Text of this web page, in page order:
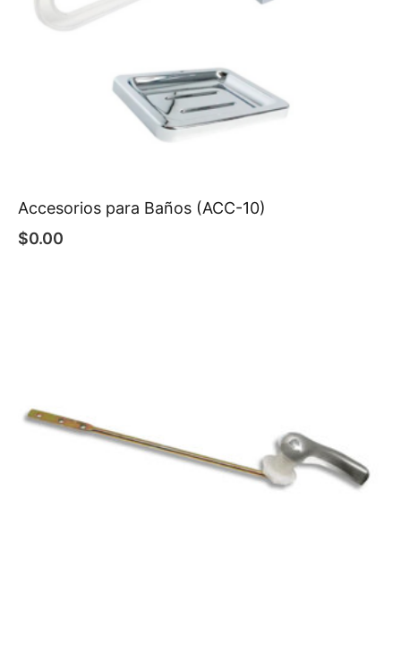
Accesorios para Baños (ACC-10)
$0.00